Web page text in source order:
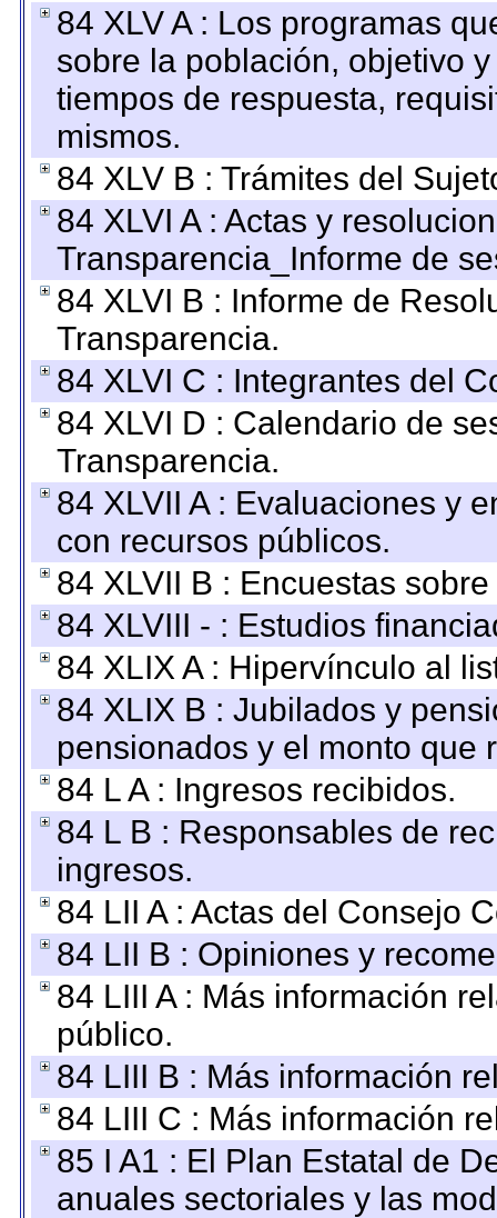
84 XLV A : Los programas
sobre la población, objetivo
tiempos de respuesta,
mismos.
84 XLV B : Trámites del
84 XLVI A : Actas y
Transparencia_Informe de
84 XLVI B : Informe de
Transparencia.
84 XLVI C : Integrantes del
84 XLVI D : Calendario de
Transparencia.
84 XLVII A : Evaluaciones y
con recursos públicos.
84 XLVII B : Encuestas
84 XLVIII - : Estudios
84 XLIX A : Hipervínculo al
84 XLIX B : Jubilados y
pensionados y el monto que
84 L A : Ingresos recibidos.
84 L B : Responsables de
ingresos.
84 LII A : Actas del Consejo
84 LII B : Opiniones y
84 LIII A : Más información
público.
84 LIII B : Más información
84 LIII C : Más información
85 I A1 : El Plan Estatal de
anuales sectoriales y las